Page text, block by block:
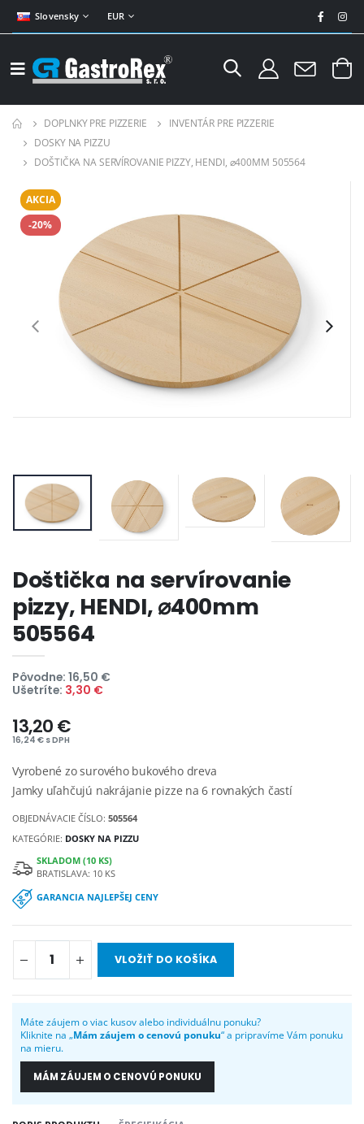
Slovensky EUR
DOPLNKY PRE PIZZERIE
INVENTÁR PRE PIZZERIE
DOSKY NA PIZZU
DOŠTIČKA NA SERVÍROVANIE PIZZY, HENDI, ⌀400MM 505564
AKCIA
-20%
Doštička na servírovanie
pizzy, HENDI, ⌀400mm
505564
Pôvodne: 16,50 €
Ušetríte: 3,30 €
13,20 €
16,24 € s DPH
Vyrobené zo surového bukového dreva
Jamky uľahčujú nakrájanie pizze na 6 rovnakých častí
OBJEDNÁVACIE ČÍSLO:505564
KATEGÓRIE: DOSKY NA PIZZU
SKLADOM (10 KS)
BRATISLAVA: 10 KS
GARANCIA NAJLEPŠEJ CENY
VLOŽIŤ DO KOŠÍKA
Máte záujem o viac kusov alebo individuálnu ponuku?
Kliknite na „Mám záujem o cenovú ponuku“ a pripravíme Vám ponuku
na mieru.
MÁM ZÁUJEM O CENOVÚ PONUKU